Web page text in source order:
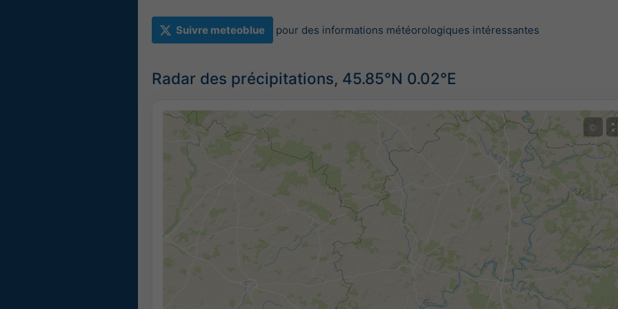
Suivre meteoblue pour des informations météorologiques intéressantes
Radar des précipitations, 45.85°N 0.02°E
©